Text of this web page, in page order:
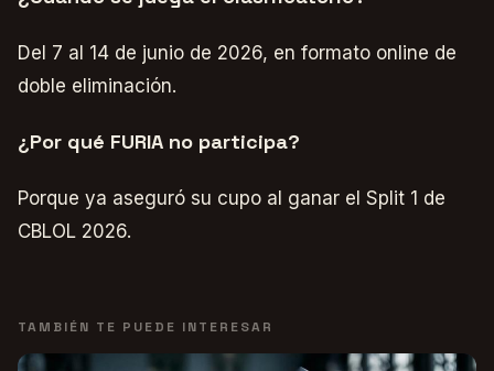
Del 7 al 14 de junio de 2026, en formato online de
doble eliminación.
¿Por qué FURIA no participa?
Porque ya aseguró su cupo al ganar el Split 1 de
CBLOL 2026.
TAMBIÉN TE PUEDE INTERESAR